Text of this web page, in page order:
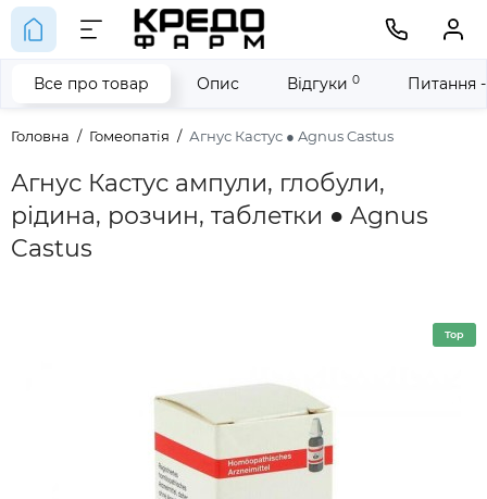
Головна Гомеопатія Агнус Кастус ● Agnus Castus
Агнус Кастус ампули, глобули,
рідина, розчин, таблетки ● Agnus
Castus
Все про товар Опис Відгуки 0 Питання
Top